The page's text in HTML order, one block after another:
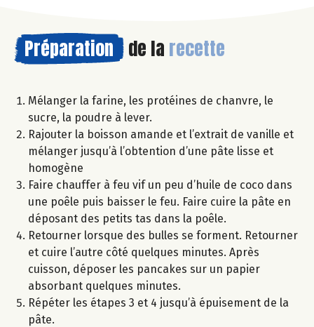
Préparation de la recette
Mélanger la farine, les protéines de chanvre, le
sucre, la poudre à lever.
Rajouter la boisson amande et l’extrait de vanille et
mélanger jusqu’à l’obtention d’une pâte lisse et
homogène
Faire chauffer à feu vif un peu d’huile de coco dans
une poêle puis baisser le feu. Faire cuire la pâte en
déposant des petits tas dans la poêle.
Retourner lorsque des bulles se forment. Retourner
et cuire l’autre côté quelques minutes. Après
cuisson, déposer les pancakes sur un papier
absorbant quelques minutes.
Répéter les étapes 3 et 4 jusqu’à épuisement de la
pâte.